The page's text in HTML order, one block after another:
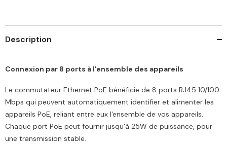
murale
murale
Description
Connexion par 8 ports à l'ensemble des appareils
Le commutateur Ethernet PoE bénéficie de 8 ports RJ45 10/100
Mbps qui peuvent automatiquement identifier et alimenter les
appareils PoE, reliant entre eux l'ensemble de vos appareils.
Chaque port PoE peut fournir jusqu'à 25W de puissance, pour
une transmission stable.